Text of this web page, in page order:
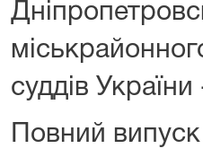
суддів
Повний